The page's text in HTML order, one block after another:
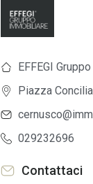
EFFEGI
Piazza
029232696
Contattaci